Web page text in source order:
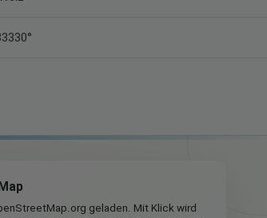
geladen. Mit Klick wird